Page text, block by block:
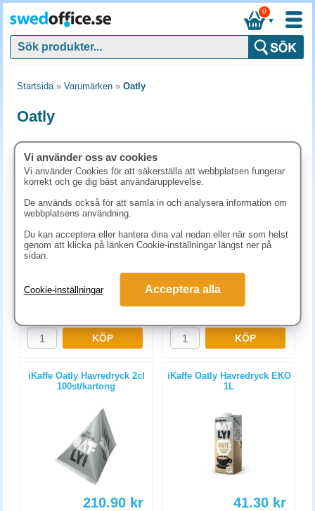
▼
0
Startsida» Varumärken » Oatly
Oatly
Havredryck Oatly Choklad
200.30kr
KÖP
iKaffe Oatly Havredryck 1L
KÖP
iKaffe Oatly Havredryck 2cl
100st/kartong
210.90 kr
iKaffe Oatly Havredryck EKO
1L
41.30 kr
Vi använder oss av cookies
Vi använder Cookies för att säkerställa att webbplatsen fungerar
korrekt och ge dig bäst användarupplevelse.
De används också för att samla in och analysera information om
webbplatsens användning.
Du kan acceptera eller hantera dina val nedan eller när som helst
genom att klicka på länken Cookie-inställningar längst ner på
sidan.
Cookie-inställningar Acceptera alla